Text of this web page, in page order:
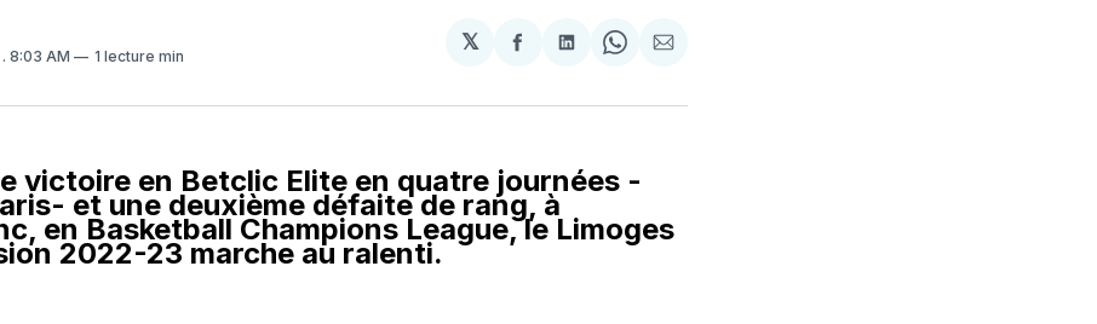
. 8:03 AM 1 lecture min
𝕏
Partager
Facebook
Partager
LinkedIn
Share
WhatsApp
Partager
Courriel
victoire en Betclic Elite en quatre journées -
et une deuxième défaite de rang, à
en Basketball Champions League, le Limoges
2022-23 marche au ralenti.